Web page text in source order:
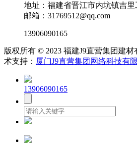
地址：福建省晋江市内坑镇吉里
邮箱：31769512@qq.com
13906090165
版权所有 © 2023 福建J9直营集团建
术支持： 厦门J9直营集团网络科技有
13906090165